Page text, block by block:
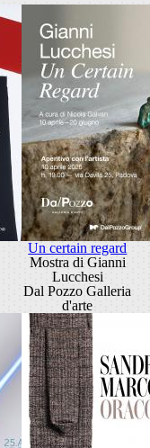
Un certain regard
Mostra di Gianni
Lucchesi
Dal Pozzo Galleria
d'arte